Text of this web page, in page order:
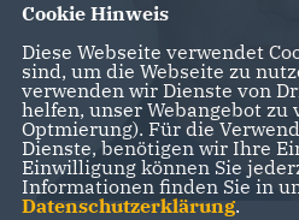
Cookie Hinweis
Diese Webseite verwendet
sind, um die Webseite zu
verwenden wir Dienste von
helfen, unser Webangebot zu
Optmierung). Für die
Dienste, benötigen wir Ihre
Einwilligung können Sie
Informationen finden Sie in
Datenschutzerklärung.